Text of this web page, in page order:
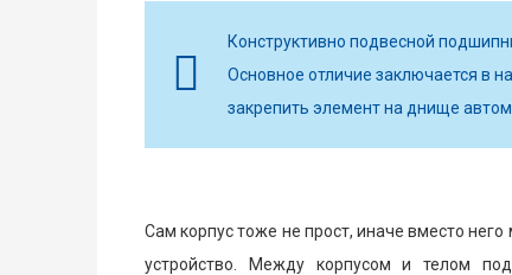
Конструктивно подвесной
Основное отличие заключается в
закрепить элемент на днище
Сам корпус тоже не прост, иначе вместо
устройство. Между корпусом и телом